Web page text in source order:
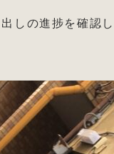
しの進捗を確認